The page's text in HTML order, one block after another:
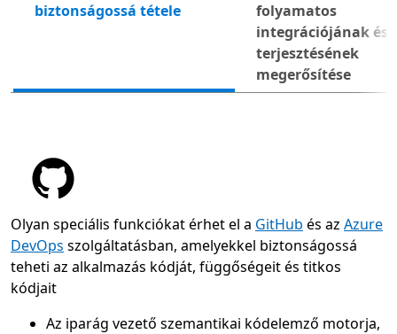
biztonságossá tétele
folyamatos
integrációjának és
terjesztésének
megerősítése
Olyan speciális funkciókat érhet el a GitHub és az Azure
DevOps szolgáltatásban, amelyekkel biztonságossá
teheti az alkalmazás kódját, függőségeit és titkos
kódjait
Az iparág vezető szemantikai kódelemző motorja,